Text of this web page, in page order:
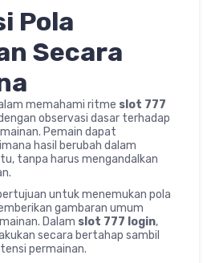
Pola
Secara
memahami ritme slot 777
observasi dasar terhadap
Pemain dapat
hasil berubah dalam
tanpa harus mengandalkan
untuk menemukan pola
gambaran umum
Dalam slot 777 login,
secara bertahap sambil
permainan.